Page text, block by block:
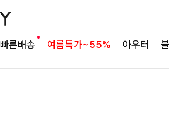
른배송 여름특가~55% 아우터
이템